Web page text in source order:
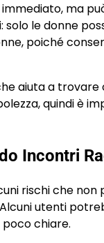
ma
le donne
poiché
aiuta a
quindi è
Incontri
rischi che non
utenti
chiare.